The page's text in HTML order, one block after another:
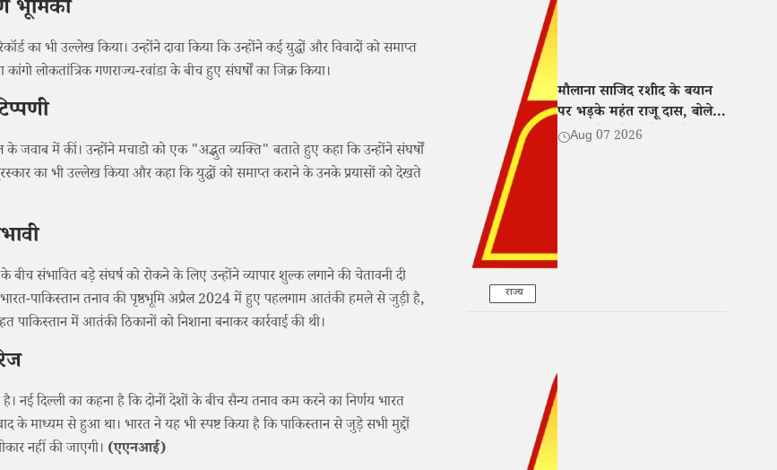
भूमिका
का भी उल्लेख किया। उन्होंने दावा किया कि उन्होंने कई युद्धों और विवादों को समाप्त
लोकतांत्रिक गणराज्य-रवांडा के बीच हुए संघर्षों का जिक्र किया।
के जवाब में कीं। उन्होंने मचाडो को एक "अद्भुत व्यक्ति" बताते हुए कहा कि उन्होंने संघर्षों
का भी उल्लेख किया और कहा कि युद्धों को समाप्त कराने के उनके प्रयासों को देखते
संभावित बड़े संघर्ष को रोकने के लिए उन्होंने व्यापार शुल्क लगाने की चेतावनी दी
भारत-पाकिस्तान तनाव की पृष्ठभूमि अप्रैल 2024 में हुए पहलगाम आतंकी हमले से जुड़ी है,
में आतंकी ठिकानों को निशाना बनाकर कार्रवाई की थी।
नई दिल्ली का कहना है कि दोनों देशों के बीच सैन्य तनाव कम करने का निर्णय भारत
माध्यम से हुआ था। भारत ने यह भी स्पष्ट किया है कि पाकिस्तान से जुड़े सभी मुद्दों
नहीं की जाएगी। (एएनआई)
राज्य
मौलाना साजिद रशीद के बयान
पर भड़के महंत राजू दास, बोले-
नफरत फैलाने वालों पर हो सख्त
Aug 07 2026